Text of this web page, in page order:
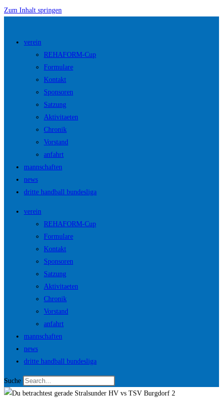
Zum Inhalt springen
verein
REHAFORM-Cup
Formulare
Kontakt
Sponsoren
Satzung
Aktivitaeten
Chronik
Vorstand
anfahrt
mannschaften
news
dritte handball bundesliga
verein
REHAFORM-Cup
Formulare
Kontakt
Sponsoren
Satzung
Aktivitaeten
Chronik
Vorstand
anfahrt
mannschaften
news
dritte handball bundesliga
Suche